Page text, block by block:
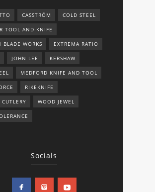
CASSTRÖM COLD STEEL
TOOL AND KNIFE
BLADE WORKS EXTREMA RATIO
JOHN LEE KERSHAW
MEDFORD KNIFE AND TOOL
RIKEKNIFE
WOOD JEWEL
Socials